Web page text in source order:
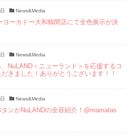
News&Media
ヨーカドー大和鶴間店にて全色展示が決
News&Media
NuLAND＜ニューランド＞を応援するコ
だきました！ありがとうございます！！
News&Media
タンがNuLANDの全容紹介！@mamatas